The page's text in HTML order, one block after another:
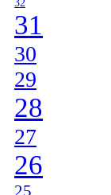
32
31
30
29
28
27
26
25